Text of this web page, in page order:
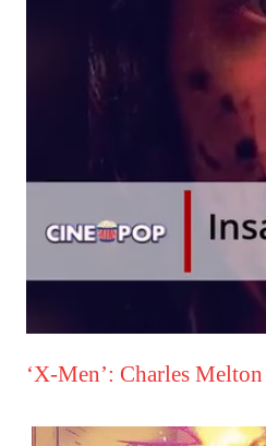
‘X-Men’: Charles